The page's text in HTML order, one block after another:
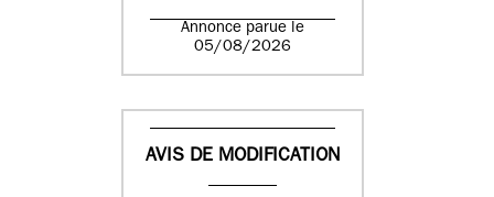
Annonce parue le
05/08/2026
AVIS DE MODIFICATION